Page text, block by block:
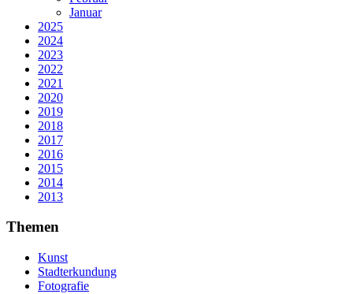
Januar
2025
2024
2023
2022
2021
2020
2019
2018
2017
2016
2015
2014
2013
Themen
Kunst
Stadterkundung
Fotografie